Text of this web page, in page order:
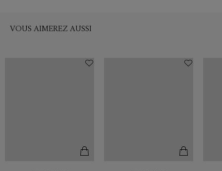
VOUS AIMEREZ AUSSI